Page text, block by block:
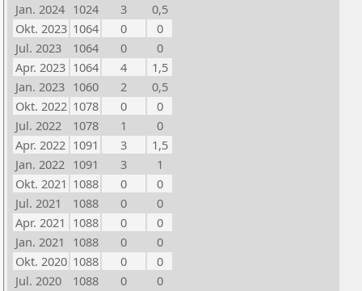
Jan. 2024 1024 3
0,5
Okt. 2023 1064 0
0
Jul. 2023
1064 0
0
Apr. 2023 1064 4
1,5
Jan. 2023 1060 2
0,5
Okt. 2022 1078 0
0
Jul. 2022
1078 1
0
Apr. 2022 1091 3
1,5
Jan. 2022 1091 3
1
Okt. 2021 1088 0
0
Jul. 2021
1088 0
0
Apr. 2021 1088 0
0
Jan. 2021
1088 0
0
Okt. 2020 1088 0
0
Jul. 2020
1088 0
0